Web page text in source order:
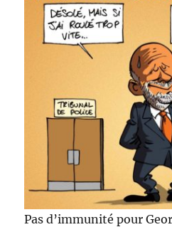
Pas d’immunité pour